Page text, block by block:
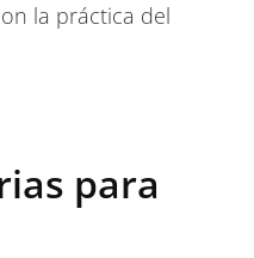
la práctica del
para